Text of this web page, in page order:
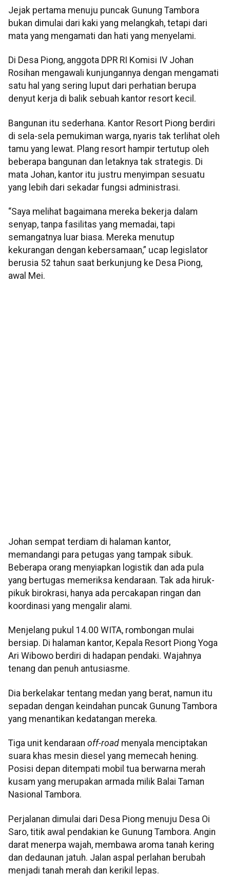
Jejak pertama menuju puncak Gunung Tambora
bukan dimulai dari kaki yang melangkah, tetapi dari
mata yang mengamati dan hati yang menyelami.
Di Desa Piong, anggota DPR RI Komisi IV Johan
Rosihan mengawali kunjungannya dengan mengamati
satu hal yang sering luput dari perhatian berupa
denyut kerja di balik sebuah kantor resort kecil.
Bangunan itu sederhana. Kantor Resort Piong berdiri
di sela-sela pemukiman warga, nyaris tak terlihat oleh
tamu yang lewat. Plang resort hampir tertutup oleh
beberapa bangunan dan letaknya tak strategis. Di
mata Johan, kantor itu justru menyimpan sesuatu
yang lebih dari sekadar fungsi administrasi.
“Saya melihat bagaimana mereka bekerja dalam
senyap, tanpa fasilitas yang memadai, tapi
semangatnya luar biasa. Mereka menutup
kekurangan dengan kebersamaan,” ucap legislator
berusia 52 tahun saat berkunjung ke Desa Piong,
awal Mei.
Johan sempat terdiam di halaman kantor,
memandangi para petugas yang tampak sibuk.
Beberapa orang menyiapkan logistik dan ada pula
yang bertugas memeriksa kendaraan. Tak ada hiruk-
pikuk birokrasi, hanya ada percakapan ringan dan
koordinasi yang mengalir alami.
Menjelang pukul 14.00 WITA, rombongan mulai
bersiap. Di halaman kantor, Kepala Resort Piong Yoga
Ari Wibowo berdiri di hadapan pendaki. Wajahnya
tenang dan penuh antusiasme.
Dia berkelakar tentang medan yang berat, namun itu
sepadan dengan keindahan puncak Gunung Tambora
yang menantikan kedatangan mereka.
Tiga unit kendaraan off-road menyala menciptakan
suara khas mesin diesel yang memecah hening.
Posisi depan ditempati mobil tua berwarna merah
kusam yang merupakan armada milik Balai Taman
Nasional Tambora.
Perjalanan dimulai dari Desa Piong menuju Desa Oi
Saro, titik awal pendakian ke Gunung Tambora. Angin
darat menerpa wajah, membawa aroma tanah kering
dan dedaunan jatuh. Jalan aspal perlahan berubah
menjadi tanah merah dan kerikil lepas.